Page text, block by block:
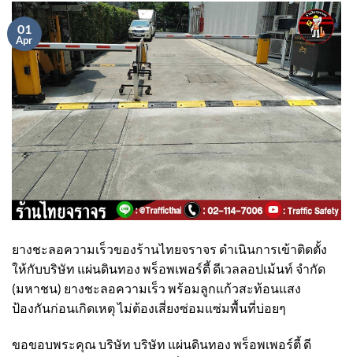
01
Apr
ยางชะลอความเร็วของร้านไทยจราจร ดำเนินการเข้าติดตั้ง​
ให้กับบริษัท แผ่นดินทอง พร็อพเพอร์ตี้ ดีเวลลอปเม้นท์ จำกัด
(มหาชน) ยางชะลอความเร็ว พร้อมลูกแก้วสะท้อนแสง
ป้องกันก่อนเกิดเหตุ ไม่ต้องเสี่ยงซ่อมแซ่มพื้นที่บ่อยๆ
ขอขอบพระคุณ บริษัท บริษัท แผ่นดินทอง พร็อพเพอร์ตี้ ดี